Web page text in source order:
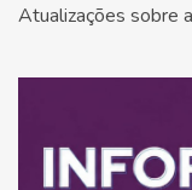
Atualizações sobre